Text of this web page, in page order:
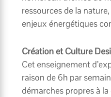
ressources de la
enjeux énergétiques
Création et Culture
Cet enseignement
raison de 6h par
démarches propres à